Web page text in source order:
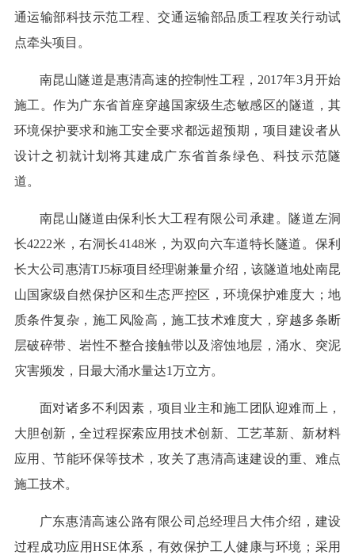
通运输部科技示范工程、交通运输部品质工程攻关行动试
点牵头项目。
南昆山隧道是惠清高速的控制性工程，2017年3月开始
施工。作为广东省首座穿越国家级生态敏感区的隧道，其
环境保护要求和施工安全要求都远超预期，项目建设者从
设计之初就计划将其建成广东省首条绿色、科技示范隧
道。
南昆山隧道由保利长大工程有限公司承建。隧道左洞
长4222米，右洞长4148米，为双向六车道特长隧道。保利
长大公司惠清TJ5标项目经理谢兼量介绍，该隧道地处南昆
山国家级自然保护区和生态严控区，环境保护难度大；地
质条件复杂，施工风险高，施工技术难度大，穿越多条断
层破碎带、岩性不整合接触带以及溶蚀地层，涌水、突泥
灾害频发，日最大涌水量达1万立方。
面对诸多不利因素，项目业主和施工团队迎难而上，
大胆创新，全过程探索应用技术创新、工艺革新、新材料
应用、节能环保等技术，攻关了惠清高速建设的重、难点
施工技术。
广东惠清高速公路有限公司总经理吕大伟介绍，建设
过程成功应用HSE体系，有效保护工人健康与环境；采用